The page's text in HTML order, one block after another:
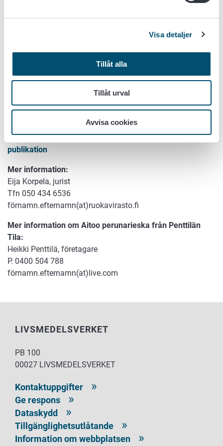
Visa detaljer
Tillåt alla
Tillåt urval
Avvisa cookies
jordbruksprodukter och livsmedel samt två till destillerade
mot missbruk av det etablerade namnet och billiga
förfalskningar. Dessutom gör det produkterna mer kända
och underlättar marknadsföringen av dem. För
konsumenten är skyddet en garanti för att produktens
Mer information om namnskyddssystemet finns på
Livsmedelsverkets webbplats
Mer information i Europeiska unionens officiella
publikation
Mer information:
Eija Korpela, jurist
Tfn 050 434 6536
förnamn.efternamn(at)ruokavirasto.fi
Mer information om Aitoo perunarieska från Penttilän
Tila:
Heikki Penttilä, företagare
P. 0400 504 788
förnamn.efternamn(at)live.com
LIVSMEDELSVERKET
PB 100
00027 LIVSMEDELSVERKET
Kontaktuppgifter
Ge respons
Dataskydd
Tillgänglighetsutlåtande
Information om webbplatsen